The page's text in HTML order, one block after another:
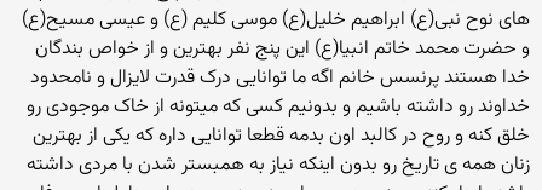
های نوح نبی(ع) ابراهیم خلیل(ع) موسی کلیم (ع) و عیسی مسیح(ع)
و حضرت محمد خاتم انبیا(ع) این پنج نفر بهترین و از خواص بندگان
خدا هستند پرنسس خانم اگه ما توانایی درک قدرت لایزال و نامحدود
خداوند رو داشته باشیم و بدونیم کسی که میتونه از خاک موجودی رو
خلق کنه و روح در کالبد اون بدمه قطعا توانایی داره که یکی از بهترین
زنان همه ی تاریخ رو بدون اینکه نیاز به همبستر شدن با مردی داشته